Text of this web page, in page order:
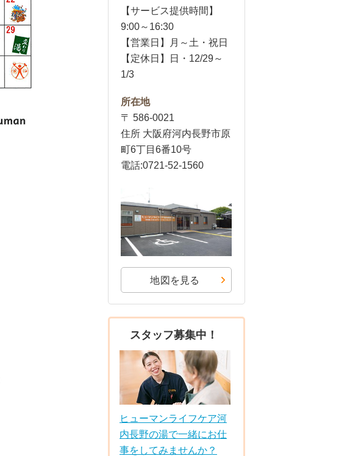
【サービス提供時間】
9:00～16:30
【営業日】月～土・祝日
【定休日】日・12/29～
1/3
所在地
〒 586-0021
住所 大阪府河内長野市原
町6丁目6番10号
電話:0721-52-1560
地図を見る
スタッフ募集中！
ヒューマンライフケア河
内長野の湯で一緒にお仕
事をしてみませんか？